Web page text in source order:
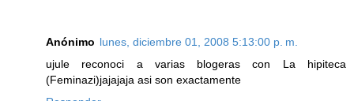
Anónimo lunes, diciembre 01, 2008 5:13:00 p. m.
ujule reconoci a varias blogeras con La hipiteca
(Feminazi)jajajaja asi son exactamente